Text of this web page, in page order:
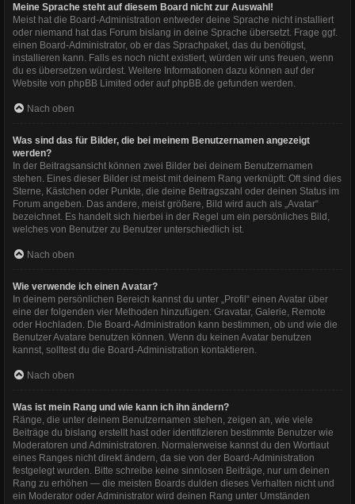
Meine Sprache steht auf diesem Board nicht zur Auswahl!
Meist hat die Board-Administration entweder deine Sprache nicht installiert
oder niemand hat das Forum bislang in deine Sprache übersetzt. Frage ggf.
einen Board-Administrator, ob er das Sprachpaket, das du benötigst,
installieren kann. Falls es noch nicht existiert, würden wir uns freuen, wenn
du es übersetzen würdest. Weitere Informationen dazu können auf der
Website von phpBB Limited oder auf phpBB.de gefunden werden.
Nach oben
Was sind das für Bilder, die bei meinem Benutzernamen angezeigt
werden?
In der Beitragsansicht können zwei Bilder bei deinem Benutzernamen
stehen. Eines dieser Bilder ist meist mit deinem Rang verknüpft: Oft sind dies
Sterne, Kästchen oder Punkte, die deine Beitragszahl oder deinen Status im
Forum angeben. Das andere, meist größere, Bild wird auch als „Avatar“
bezeichnet. Es handelt sich hierbei in der Regel um ein persönliches Bild,
welches von Benutzer zu Benutzer unterschiedlich ist.
Nach oben
Wie verwende ich einen Avatar?
In deinem persönlichen Bereich kannst du unter „Profil“ einen Avatar über
eine der folgenden vier Methoden hinzufügen: Gravatar, Galerie, Remote
oder Hochladen. Die Board-Administration kann bestimmen, ob und wie die
Benutzer Avatare benutzen können. Wenn du keinen Avatar benutzen
kannst, solltest du die Board-Administration kontaktieren.
Nach oben
Was ist mein Rang und wie kann ich ihn ändern?
Ränge, die unter deinem Benutzernamen stehen, zeigen an, wie viele
Beiträge du bislang erstellt hast oder identifizieren bestimmte Benutzer wie
Moderatoren und Administratoren. Normalerweise kannst du den Wortlaut
eines Ranges nicht direkt ändern, da sie von der Board-Administration
festgelegt wurden. Bitte schreibe keine sinnlosen Beiträge, nur um deinen
Rang zu erhöhen — die meisten Boards dulden dieses Verhalten nicht und
ein Moderator oder Administrator wird deinen Rang unter Umständen